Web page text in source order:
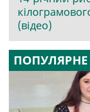
(відео)